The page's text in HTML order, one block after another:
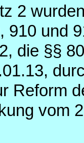
2
910 und
die §§
Reform
vom